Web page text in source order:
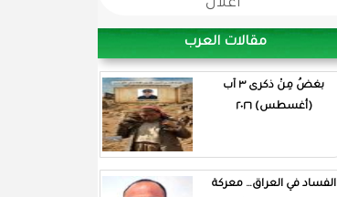
اعلان
مقالات العرب
بغضُ مِنْ ذكرى ٣ آب
(أغسطس) ٢٠٢٦
الفساد في العراق… معركة